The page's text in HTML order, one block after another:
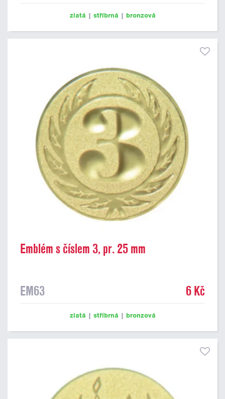
zlatá | stříbrná | bronzová
Emblém s číslem 3, pr. 25 mm
EM63 6 Kč
zlatá | stříbrná | bronzová